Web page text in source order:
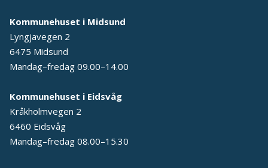
Kommunehuset i Midsund
Lyngjavegen 2
6475 Midsund
Mandag–fredag 09.00–14.00
Kommunehuset i Eidsvåg
Kråkholmvegen 2
6460 Eidsvåg
Mandag–fredag 08.00–15.30